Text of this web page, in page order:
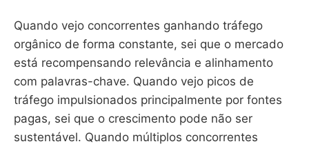
Quando vejo concorrentes ganhando tráfego
orgânico de forma constante, sei que o mercado
está recompensando relevância e alinhamento
com palavras-chave. Quando vejo picos de
tráfego impulsionados principalmente por fontes
pagas, sei que o crescimento pode não ser
sustentável. Quando múltiplos concorrentes